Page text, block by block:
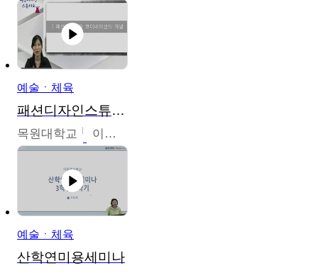
예술ㆍ체육
패션디자인스튜디오
목원대학교 이건희
예술ㆍ체육
산학연미용세미나